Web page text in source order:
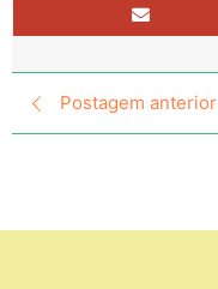
Postagem anterior